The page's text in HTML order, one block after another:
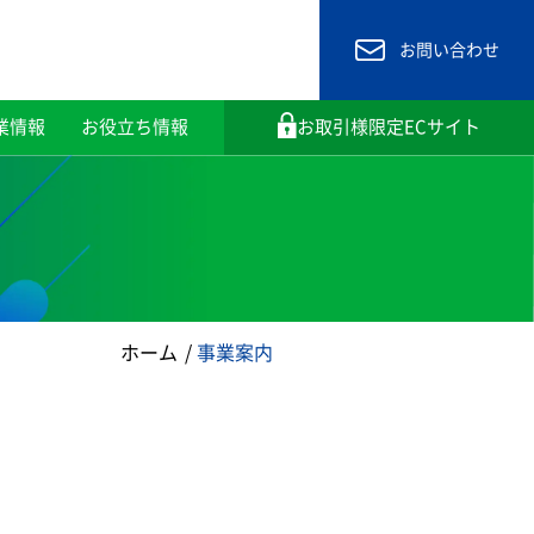
お問い合わせ
情報 お役立ち情報 お取引様限定ECサイト
ホーム 事業案内